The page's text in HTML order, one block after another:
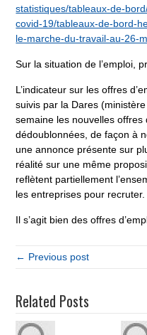
statistiques/tableaux-de-
covid-19/tableaux-de-bord-
le-marche-du-travail-au-26-
Sur la situation de l’emploi,
L’indicateur sur les offres
suivis par la Dares
semaine les nouvelles
dédoublonnées, de façon à
une annonce présente sur
réalité sur une même
reflètent partiellement
les entreprises pour recruter.
Il s’agit bien des offres
← Previous post
Related Posts